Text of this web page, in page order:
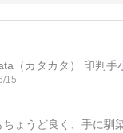
（カタカタ） 印判手
15
ょうど良く、手に馴